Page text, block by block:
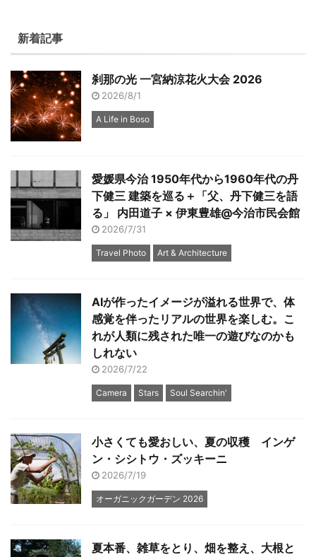
新着記事
刹那の光 一宮納涼花火大会 2026
2026/8/1
A Life in Boso
愛媛県今治 1950年代から1960年代の丹
下健三 建築を巡る＋「父、丹下健三を語
る」 内田道子 × 伊東豊雄@今治市民会館
2026/7/31
Travel Photo Art & Architecture
AIが作ったイメージが溢れる世界で、体
感覚を伴ったリアルの世界を楽しむ。こ
れが人類に残された唯一の遊びなのかも
しれない
2026/7/22
Camera Stars Soul Searchin'
小さくても愛おしい、夏の収穫 インゲ
ン・シシトウ・ズッキーニ
2026/7/19
オーガニックガーデン 2026
夏本番、雑草をとり、畑を整え、大根と